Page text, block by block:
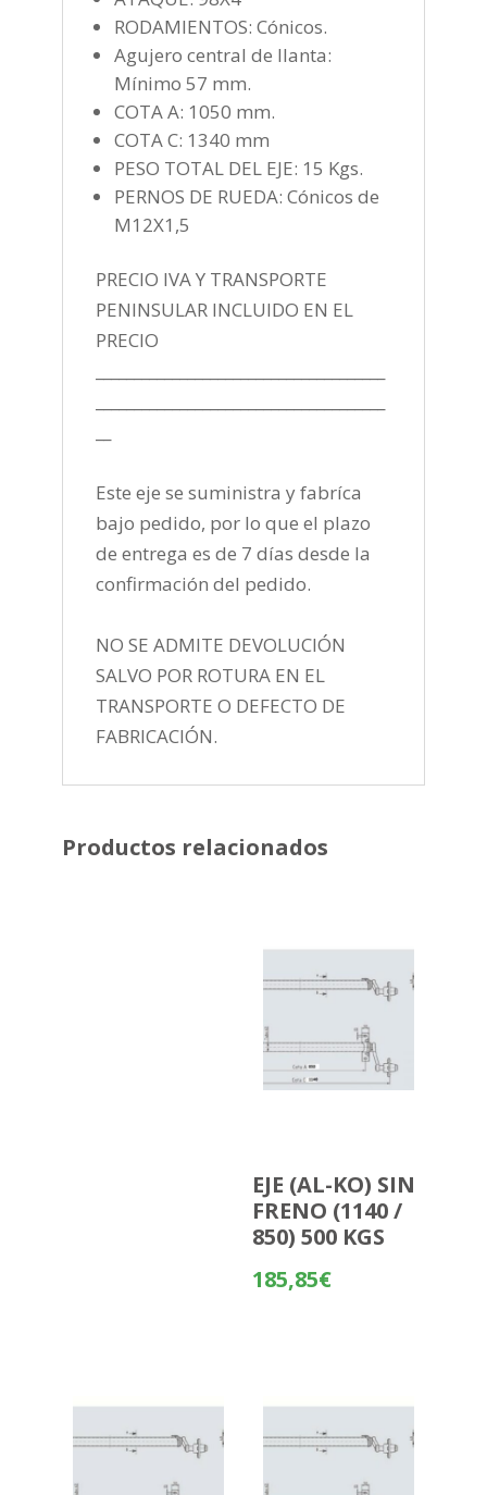
RODAMIENTOS: Cónicos.
Agujero central de llanta:
Mínimo 57 mm.
COTA A: 1050 mm.
COTA C: 1340 mm
PESO TOTAL DEL EJE: 15 Kgs.
PERNOS DE RUEDA: Cónicos de
M12X1,5
PRECIO IVA Y TRANSPORTE
PENINSULAR INCLUIDO EN EL
PRECIO
Este eje se suministra y fabríca
bajo pedido, por lo que el plazo
de entrega es de 7 días desde la
confirmación del pedido.
NO SE ADMITE DEVOLUCIÓN
SALVO POR ROTURA EN EL
TRANSPORTE O DEFECTO DE
FABRICACIÓN.
Productos relacionados
EJE (AL-KO) SIN
FRENO (1140 /
850) 500 KGS
185,85€